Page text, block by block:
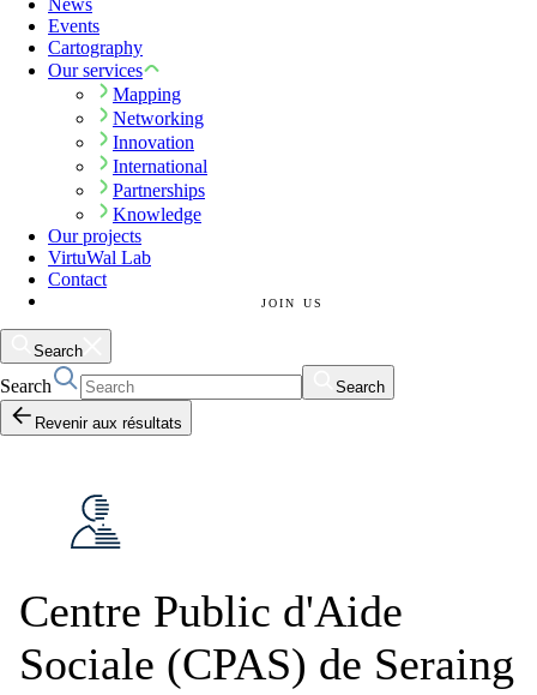
News
Events
Cartography
Our services
Mapping
Networking
Innovation
International
Partnerships
Knowledge
Our projects
VirtuWal Lab
Contact
JOIN US
Search
Search
Search
Revenir aux résultats
Centre Public d'Aide
Sociale (CPAS) de Seraing